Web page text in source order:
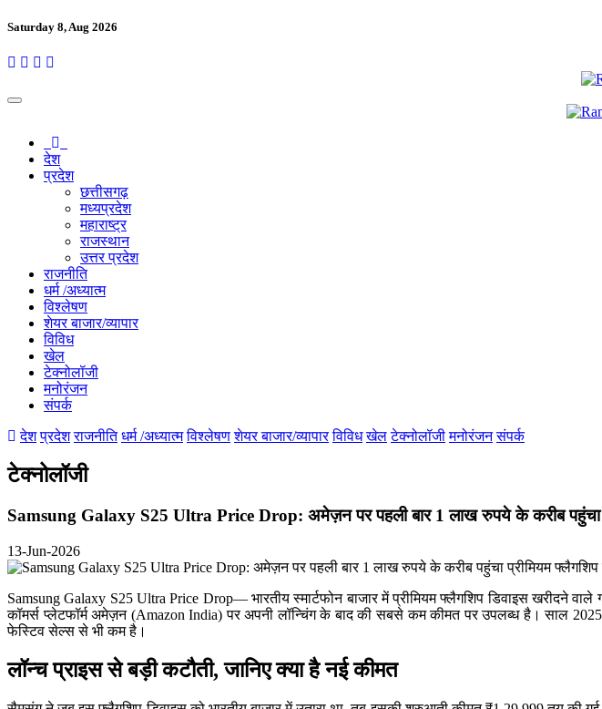
Saturday 8, Aug 2026
देश
प्रदेश
छत्तीसगढ़
मध्यप्रदेश
महाराष्ट्र
राजस्थान
उत्तर प्रदेश
राजनीति
धर्म /अध्यात्म
विश्लेषण
शेयर बाजार/व्यापार
विविध
खेल
टेक्नोलॉजी
मनोरंजन
संपर्क
देश प्रदेश राजनीति धर्म /अध्यात्म विश्लेषण शेयर बाजार/व्यापार विविध खेल टेक्नोलॉजी मनोरंजन संपर्क
टेक्नोलॉजी
Samsung Galaxy S25 Ultra Price Drop: अमेज़न पर पहली बार 1 लाख रुपये के करीब पहुंचा
13-Jun-2026
Samsung Galaxy S25 Ultra Price Drop— भारतीय स्मार्टफोन बाजार में प्रीमियम फ्लैगशिप डिवाइस
कॉमर्स प्लेटफॉर्म अमेज़न (Amazon India) पर अपनी लॉन्चिंग के बाद की सबसे कम कीमत पर उपलब्ध है। साल
फेस्टिव सेल्स से भी कम है।
लॉन्च प्राइस से बड़ी कटौती, जानिए क्या है नई कीमत